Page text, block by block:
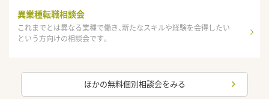
異業種転職相談会
これまでとは異なる業種で働き、新たなスキルや経験を会得したい
という方向けの相談会です。
ほかの無料個別相談会をみる